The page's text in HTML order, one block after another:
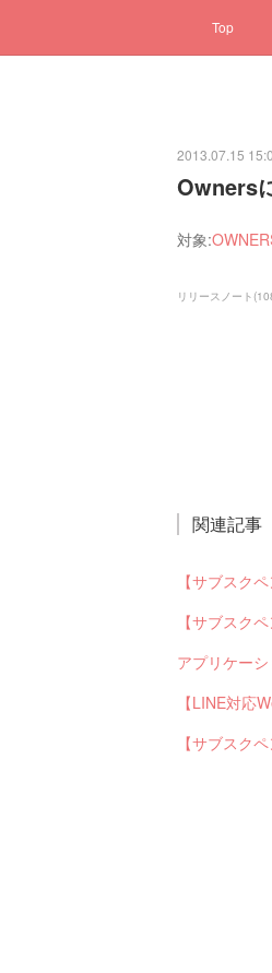
Top
2013.07.15
Owners
対象:
リリースノート (
関連記事
アプリケー
【LINE対応
【サブスク